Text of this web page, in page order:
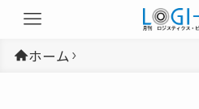
ホーム